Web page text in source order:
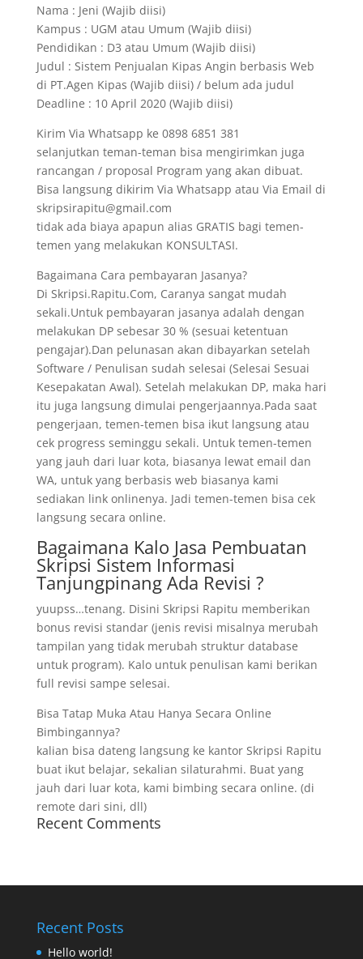
Nama : Jeni (Wajib diisi)
Kampus : UGM atau Umum (Wajib diisi)
Pendidikan : D3 atau Umum (Wajib diisi)
Judul : Sistem Penjualan Kipas Angin berbasis Web
di PT.Agen Kipas (Wajib diisi) / belum ada judul
Deadline : 10 April 2020 (Wajib diisi)
Kirim Via Whatsapp ke 0898 6851 381
selanjutkan teman-teman bisa mengirimkan juga
rancangan / proposal Program yang akan dibuat.
Bisa langsung dikirim Via Whatsapp atau Via Email di
skripsirapitu@gmail.com
tidak ada biaya apapun alias GRATIS bagi temen-
temen yang melakukan KONSULTASI.
Bagaimana Cara pembayaran Jasanya?
Di Skripsi.Rapitu.Com, Caranya sangat mudah
sekali.Untuk pembayaran jasanya adalah dengan
melakukan DP sebesar 30 % (sesuai ketentuan
pengajar).Dan pelunasan akan dibayarkan setelah
Software / Penulisan sudah selesai (Selesai Sesuai
Kesepakatan Awal). Setelah melakukan DP, maka hari
itu juga langsung dimulai pengerjaannya.Pada saat
pengerjaan, temen-temen bisa ikut langsung atau
cek progress seminggu sekali. Untuk temen-temen
yang jauh dari luar kota, biasanya lewat email dan
WA, untuk yang berbasis web biasanya kami
sediakan link onlinenya. Jadi temen-temen bisa cek
langsung secara online.
Bagaimana Kalo Jasa Pembuatan
Skripsi Sistem Informasi
Tanjungpinang Ada Revisi ?
yuupss…tenang. Disini Skripsi Rapitu memberikan
bonus revisi standar (jenis revisi misalnya merubah
tampilan yang tidak merubah struktur database
untuk program). Kalo untuk penulisan kami berikan
full revisi sampe selesai.
Bisa Tatap Muka Atau Hanya Secara Online
Bimbingannya?
kalian bisa dateng langsung ke kantor Skripsi Rapitu
buat ikut belajar, sekalian silaturahmi. Buat yang
jauh dari luar kota, kami bimbing secara online. (di
remote dari sini, dll)
Recent Comments
Recent Posts
Hello world!